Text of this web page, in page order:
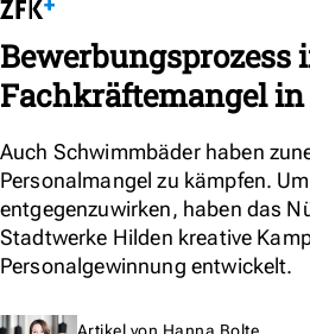
Bewerbungsprozess
Fachkräftemangel
Auch Schwimmbäder haben
Personalmangel zu kämpfen.
entgegenzuwirken, haben das
Stadtwerke Hilden kreative
Personalgewinnung entwickelt.
Artikel von Hanna Bolte